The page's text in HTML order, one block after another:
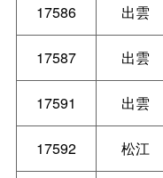
17586 出雲
17587 出雲
17591 出雲
17592 松江